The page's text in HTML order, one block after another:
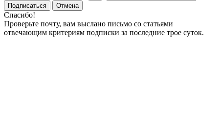
Подписаться
Отмена
Спасибо!
Проверьте почту, вам выслано письмо со статьями
отвечающим критериям подписки за последние трое суток.